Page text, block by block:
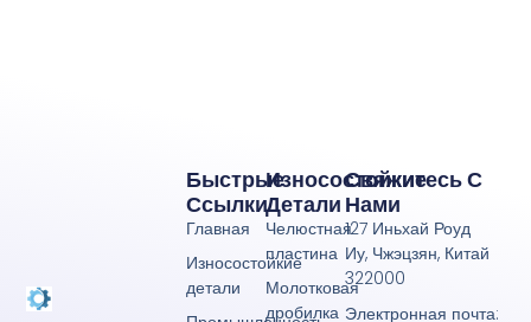
Износостойкие
Детали
Челюстная
пластина
Молотковая
дробилка
Быстрые
Ссылки
Главная
Износостойкие
детали
Свяжитесь С
Нами
127 Иньхай Роуд
Иу, Чжэцзян, Китай
322000
Электронная почта: